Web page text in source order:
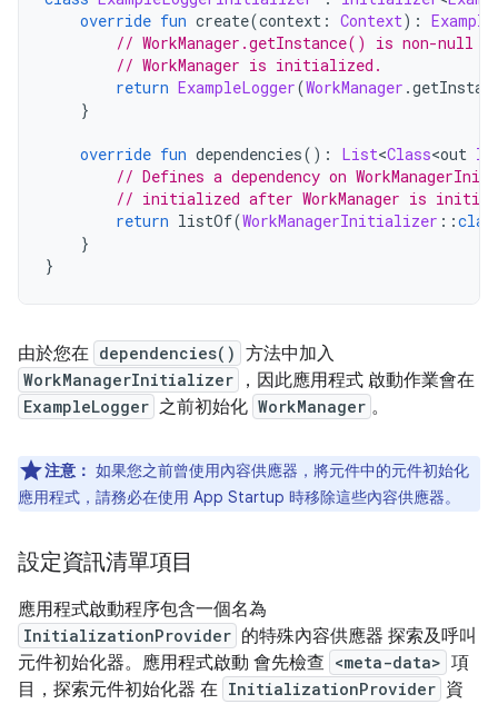
override fun create(context : Context):
// WorkManager.getInstance() is non-null
// WorkManager is initialized.
return ExampleLogger(WorkManager .
}
override fun dependencies(): List<Class<out
// Defines a dependency on
// initialized after WorkManager is
return listOf(WorkManagerInitializer ::
}
}
由於您在 dependencies() 方法中加入
WorkManagerInitializer ，因此應用程式 啟動作業會在
ExampleLogger 之前初始化 WorkManager 。
注意： 如果您之前曾使用內容供應器，將元件中的元件初始化
應用程式，請務必在使用 App Startup 時移除這些內容供應器。
設定資訊清單項目
應用程式啟動程序包含一個名為
InitializationProvider 的特殊內容供應器 探索及呼叫
元件初始化器。應用程式啟動 會先檢查 <meta-data> 項
目，探索元件初始化器 在 InitializationProvider 資